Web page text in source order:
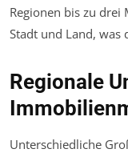
Regionen bis zu
Stadt und Land,
Regionale
Unterschiedliche